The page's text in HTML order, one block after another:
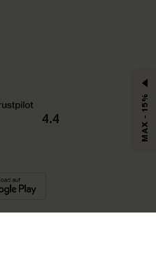
4.4 MAX - 15%